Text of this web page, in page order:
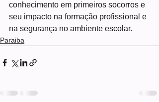
conhecimento em primeiros socorros e
seu impacto na formação profissional e
na segurança no ambiente escolar.
Paraiba